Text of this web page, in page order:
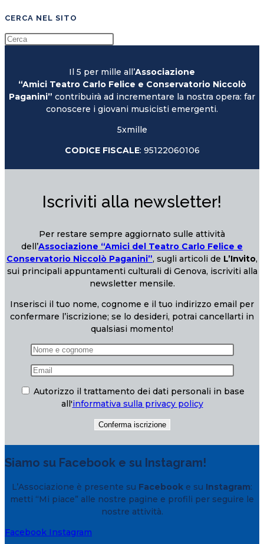
CERCA NEL SITO
Il 5 per mille all’Associazione
“Amici Teatro Carlo Felice e Conservatorio Niccolò
Paganini” contribuirà ad incrementare la nostra opera: far
conoscere i giovani musicisti emergenti.
5xmille
CODICE FISCALE: 95122060106
Iscriviti alla newsletter!
Per restare sempre aggiornato sulle attività
dell’Associazione “Amici del Teatro Carlo Felice e
Conservatorio Niccolò Paganini”, sugli articoli de L’Invito,
sui principali appuntamenti culturali di Genova, iscriviti alla
newsletter mensile.
Inserisci il tuo nome, cognome e il tuo indirizzo email per
confermare l’iscrizione; se lo desideri, potrai cancellarti in
qualsiasi momento!
Autorizzo il trattamento dei dati personali in base
all'informativa sulla privacy policy
Siamo su Facebook e su Instagram!
L’Associazione è presente su Facebook e su Instagram:
metti “Mi piace” alle nostre pagine e profili per seguire le
nostre attività.
Facebook Instagram